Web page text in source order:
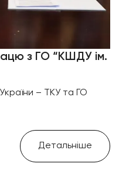
з ГО “КШДУ ім.
– ТКУ та ГО
Детальніше